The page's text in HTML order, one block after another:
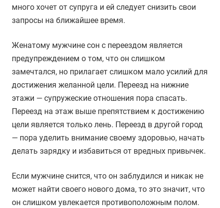
много хочет от супруга и ей следует снизить свои
запросы на ближайшее время.
Женатому мужчине сон с переездом является
предупреждением о том, что он слишком
замечтался, но прилагает слишком мало усилий для
достижения желанной цели. Переезд на нижние
этажи — супружеские отношения пора спасать.
Переезд на этаж выше препятствием к достижению
цели является только лень. Переезд в другой город
— пора уделить внимание своему здоровью, начать
делать зарядку и избавиться от вредных привычек.
Если мужчине снится, что он заблудился и никак не
может найти своего нового дома, то это значит, что
он слишком увлекается противоположным полом.